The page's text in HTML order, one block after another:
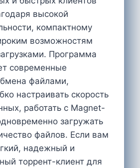
высокой
компактному
возможностям
Программа
современные
файлами,
настраивать скорость
работать с Magnet-
загружать
файлов. Если вам
надежный и
торрент-клиент для